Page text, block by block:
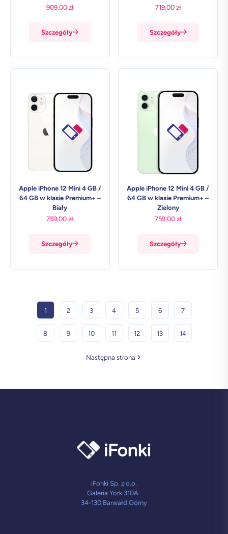
Szczegóły
909,00 zł
Szczegóły
719,00 zł
Apple iPhone 12 Mini 4 GB /
64 GB w klasie Premium+ –
Biały
Szczegóły
759,00zł
Apple iPhone 12 Mini 4 GB /
64 GB w klasie Premium+ –
Zielony
Szczegóły
759,00 zł
1 2 3 4 5 6 7
8 9 10 11 12 13 14
Następna strona
iFonki Sp. z o.o.
Galeria York 310A
34-130 Barwałd Górny